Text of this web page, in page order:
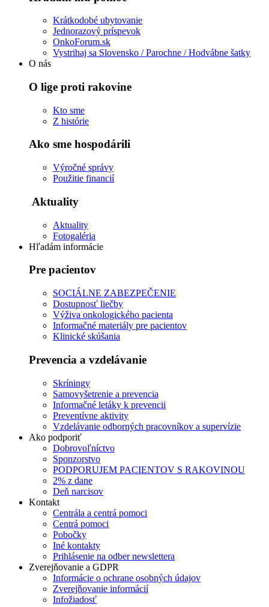
Krátkodobé ubytovanie
Jednorazový príspevok
OnkoForum.sk
Vystrihaj sa Slovensko / Parochne / Hodvábne šatky
O nás
O lige proti rakovine
Kto sme
Z histórie
Ako sme hospodárili
Výročné správy
Použitie financií
Aktuality
Aktuality
Fotogaléria
Hľadám informácie
Pre pacientov
SOCIÁLNE ZABEZPEČENIE
Dostupnosť liečby
Výživa onkologického pacienta
Informačné materiály pre pacientov
Klinické skúšania
Prevencia a vzdelávanie
Skríningy
Samovyšetrenie a prevencia
Informačné letáky k prevencii
Preventívne aktivity
Vzdelávanie odborných pracovníkov a supervízie
Ako podporiť
Dobrovoľníctvo
Sponzorstvo
PODPORUJEM PACIENTOV S RAKOVINOU
2% z dane
Deň narcisov
Kontakt
Centrála a centrá pomoci
Centrá pomoci
Pobočky
Iné kontakty
Prihlásenie na odber newslettera
Zverejňovanie a GDPR
Informácie o ochrane osobných údajov
Zverejňovanie informácií
Infožiadosť